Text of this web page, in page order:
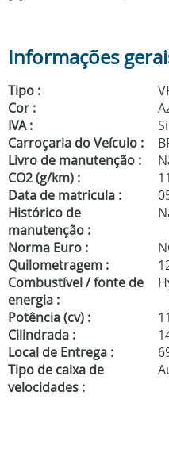
Informações
Tipo :
Cor :
IVA :
Carroçaria do Veículo :
Livro de manutenção :
CO2 (g/km) :
Data de matricula :
Histórico de
manutenção :
Norma Euro :
Quilometragem :
Combustível / fonte de
energia :
Potência (cv) :
Cilindrada :
Local de Entrega :
Tipo de caixa de
velocidades :